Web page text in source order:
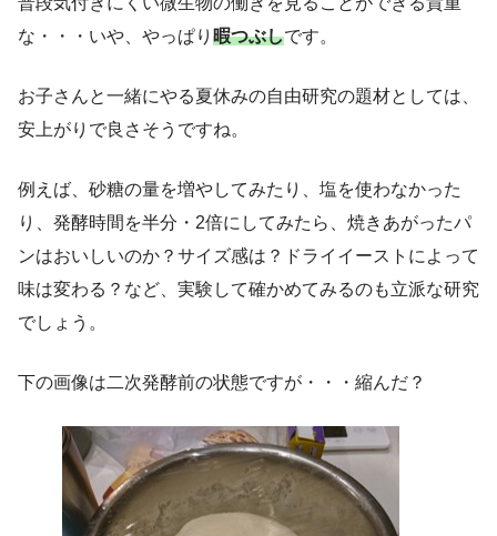
な・・・いや、やっぱり 暇つぶしです。
お子さんと一緒にやる夏休みの自由研究の題材としては、
安上がりで良さそうですね。
例えば、砂糖の量を増やしてみたり、塩を使わなかった
り、発酵時間を半分・2倍にしてみたら、焼きあがったパ
ンはおいしいのか？サイズ感は？ドライイーストによって
味は変わる？など、実験して確かめてみるのも立派な研究
でしょう。
下の画像は二次発酵前の状態ですが・・・縮んだ？